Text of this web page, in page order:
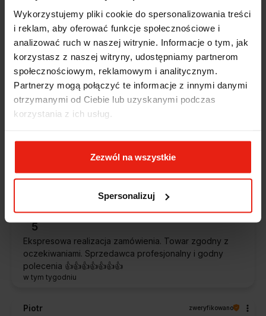
Wykorzystujemy pliki cookie do spersonalizowania treści
i reklam, aby oferować funkcje społecznościowe i
analizować ruch w naszej witrynie. Informacje o tym, jak
korzystasz z naszej witryny, udostępniamy partnerom
społecznościowym, reklamowym i analitycznym.
Partnerzy mogą połączyć te informacje z innymi danymi
otrzymanymi od Ciebie lub uzyskanymi podczas
korzystania z ich usług.
Zezwól na wszystkie
Spersonalizuj
Marcin
5
Polecam szybko sprawnie dobrze zapakowane
Zostałem świetnie obsłużony. Brawa dla pracowników.
w tym tygodniu
Alicja zweryfikowano
5
sprawnie, bez problemów. Bardzo pomocna obsługa
w tym tygodniu
Magdalena zweryfikowano
5
Ekspresowa realizacja zamówienia. Towar zgodny z
oczekiwaniami. Sprzedawca profesjonalny i godny
polecenia 👍️👍️👍️👍️👍️👍️👍️
w tym tygodniu
Piotr zweryfikowano